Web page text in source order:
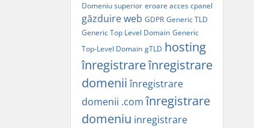
Domeniu superior eroare acces cpanel
găzduire web GDPR Generic TLD
Generic Top Level Domain Generic
Top-Level Domain gTLD hosting
înregistrareînregistrare
domenii înregistrare
domenii .com înregistrare
domeniu inregistrare